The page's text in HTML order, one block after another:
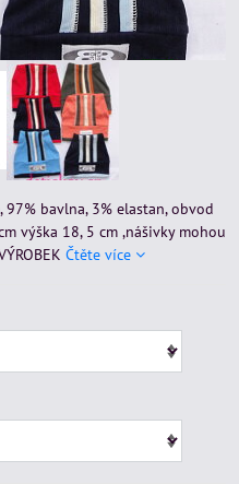
bavlna, 3% elastan, obvod
výška 18, 5 cm ,nášivky mohou
Čtěte více